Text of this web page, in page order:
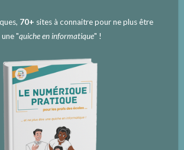
70+ sites à connaitre pour ne plus être
une "quiche en informatique" !